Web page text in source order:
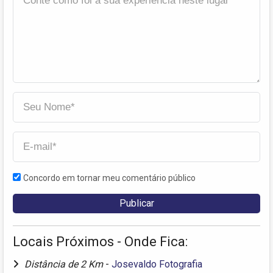
Concordo em tornar meu comentário público
Locais Próximos - Onde Fica:
Distância de 2 Km - Josevaldo Fotografia